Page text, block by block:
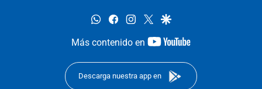
whatsappfacebookinstagram
twittergoogle
Más contenido en
youtube-
Descarga nuestra app en